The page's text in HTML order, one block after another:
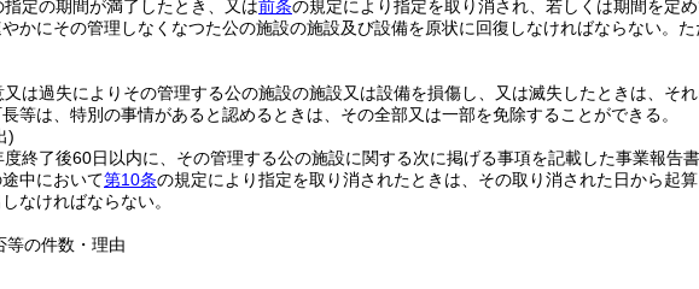
定の期間が満了したとき、又は前条の規定により指定を取り消され、若しくは期間を定
かにその管理しなくなつた公の施設の施設及び設備を原状に回復しなければならない。
は過失によりその管理する公の施設の施設又は設備を損傷し、又は滅失したときは、そ
等は、特別の事情があると認めるときは、その全部又は一部を免除することができる。
)
終了後60日以内に、その管理する公の施設に関する次に掲げる事項を記載した事業報告
中において第10条の規定により指定を取り消されたときは、その取り消された日から起
なければならない。
等の件数・理由